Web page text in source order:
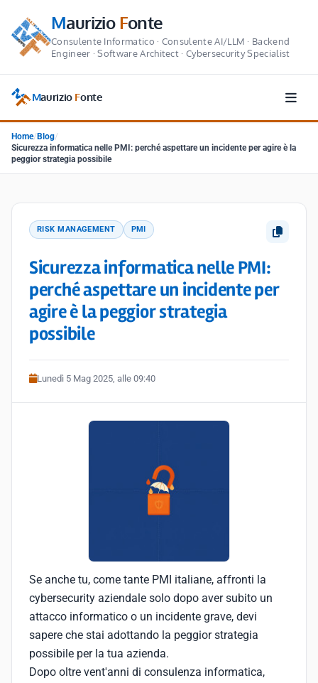
MaurizioFonte
Consulente Informatico · Consulente AI/LLM · Backend
Engineer · Software Architect · Cybersecurity Specialist
Maurizio Fonte
Home/ Blog/
Sicurezza informatica nelle PMI: perché aspettare un incidente per agire è la
peggior strategia possibile
RISK MANAGEMENT PMI
Sicurezza informatica nelle PMI:
perché aspettare un incidente per
agire è la peggior strategia
possibile
Lunedì 5 Mag 2025, alle 09:40
Se anche tu, come tante PMI italiane, affronti la
cybersecurity aziendale solo dopo aver subito un
attacco informatico o un incidente grave, devi
sapere che stai adottando la peggior strategia
possibile per la tua azienda.
Dopo oltre vent'anni di consulenza informatica,